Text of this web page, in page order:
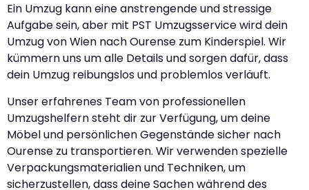
Ein Umzug kann eine anstrengende und stressige
Aufgabe sein, aber mit PST Umzugsservice wird dein
Umzug von Wien nach Ourense zum Kinderspiel. Wir
kümmern uns um alle Details und sorgen dafür, dass
dein Umzug reibungslos und problemlos verläuft.
Unser erfahrenes Team von professionellen
Umzugshelfern steht dir zur Verfügung, um deine
Möbel und persönlichen Gegenstände sicher nach
Ourense zu transportieren. Wir verwenden spezielle
Verpackungsmaterialien und Techniken, um
sicherzustellen, dass deine Sachen während des